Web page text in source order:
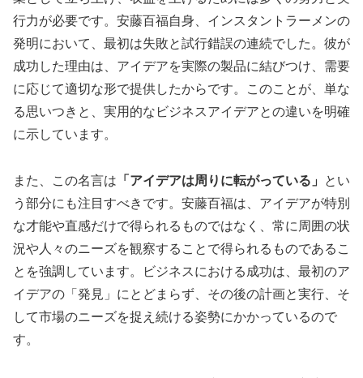
行力が必要です。安藤百福自身、インスタントラーメンの
発明において、最初は失敗と試行錯誤の連続でした。彼が
成功した理由は、アイデアを実際の製品に結びつけ、需要
に応じて適切な形で提供したからです。このことが、単な
る思いつきと、実用的なビジネスアイデアとの違いを明確
に示しています。
また、この名言は 「アイデアは周りに転がっている」
とい
う部分にも注目すべきです。安藤百福は、アイデアが特別
な才能や直感だけで得られるものではなく、常に周囲の状
況や人々のニーズを観察することで得られるものであるこ
とを強調しています。ビジネスにおける成功は、最初のア
イデアの「発見」にとどまらず、その後の計画と実行、そ
して市場のニーズを捉え続ける姿勢にかかっているので
す。